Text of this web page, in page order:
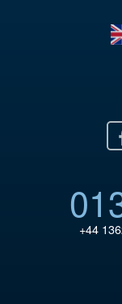
en
+44